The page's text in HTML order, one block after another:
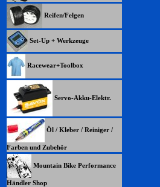
Reifen/Felgen
Set-Up + Werkzeuge
Racewear+Toolbox
Servo-Akku-Elektr.
Öl / Kleber / Reiniger /
Farben und Zubehör
Mountain Bike Performance
Händler Shop